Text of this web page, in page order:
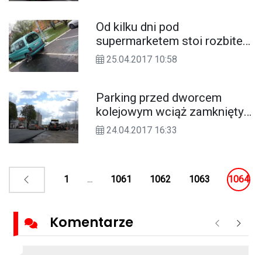
Od kilku dni pod
supermarketem stoi rozbite
auto. Policjanci próbują
25.04.2017 10:58
Parking przed dworcem
kolejowym wciąż zamknięty.
Remont opóźnił się przez
24.04.2017 16:33
1 ... 1061 1062 1063 1064
Komentarze Poprzednie